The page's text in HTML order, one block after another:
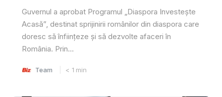
Guvernul a aprobat Programul „Diaspora Investește
Acasă”, destinat sprijinirii românilor din diaspora care
doresc să înființeze și să dezvolte afaceri în
România. Prin...
Team < 1 min